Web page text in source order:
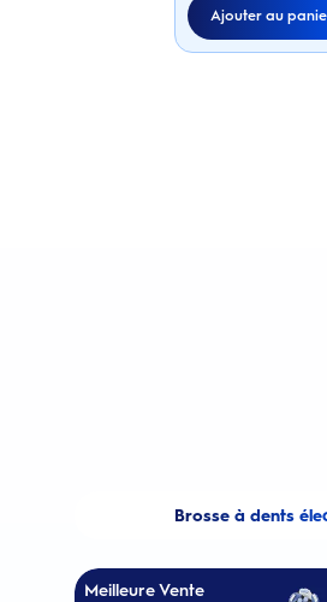
Ajouter au
Brosse à dents
Meilleure Vente